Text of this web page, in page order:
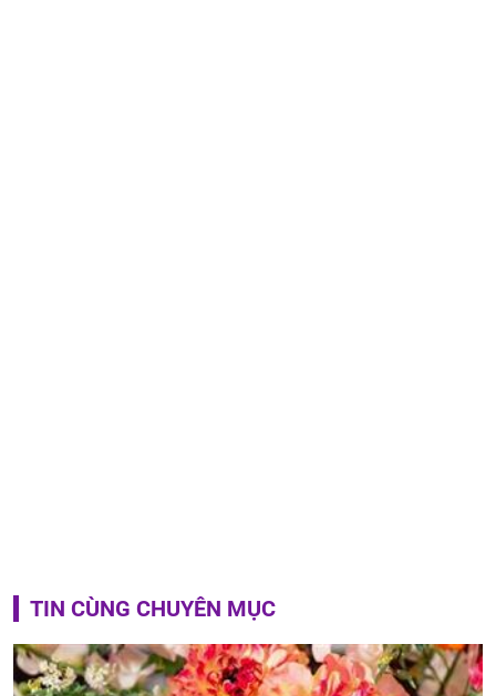
TIN CÙNG CHUYÊN MỤC